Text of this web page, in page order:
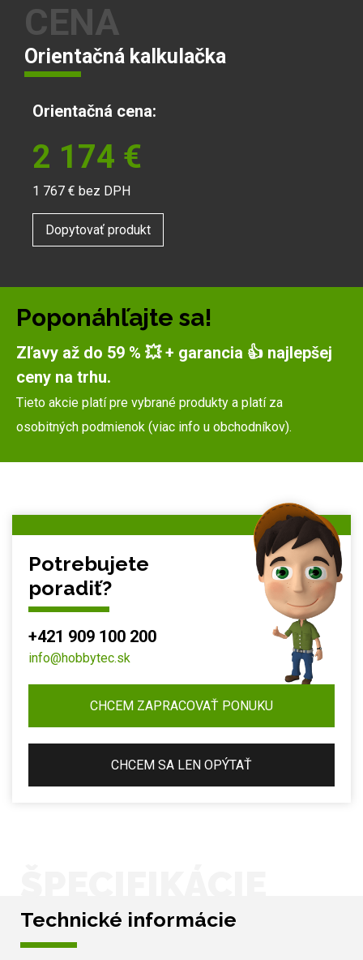
CENA
Orientačná kalkulačka
Orientačná cena:
2 174 €
1 767 € bez DPH
Dopytovať produkt
Poponáhľajte sa!
Zľavy až do 59 % 💥 + garancia 👍 najlepšej
ceny na trhu.
Tieto akcie platí pre vybrané produkty a platí za
osobitných podmienok (viac info u obchodníkov).
Potrebujete
poradiť?
+421 909 100 200
info@hobbytec.sk
CHCEM ZAPRACOVAŤ PONUKU
CHCEM SA LEN OPÝTAŤ
Technické informácie